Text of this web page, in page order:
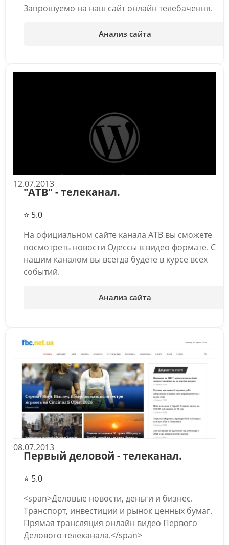
Запрошуемо на наш сайт онлайн телебачення.
Анализ сайта
12.07.2013
"АТВ" - телеканал.
⭐ 5.0
На официальном сайте канала АТВ вы сможете
посмотреть новости Одессы в видео формате. С
нашим каналом вы всегда будете в курсе всех
событий.
Анализ сайта
08.07.2013
Первый деловой - телеканал.
⭐ 5.0
<span>Деловые новости, деньги и бизнес.
Транспорт, инвестиции и рынок ценных бумаг.
Прямая трансляция онлайн видео Первого
Делового телеканала.</span>